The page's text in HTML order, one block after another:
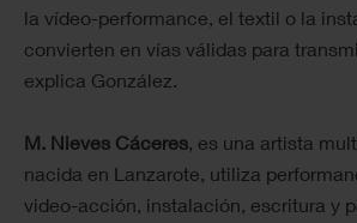
la vídeo-performance, el textil o la
convierten en vías válidas para
explica González.
M. Nieves Cáceres, es una artista
nacida en Lanzarote, utiliza
video-acción, instalación, escritura y